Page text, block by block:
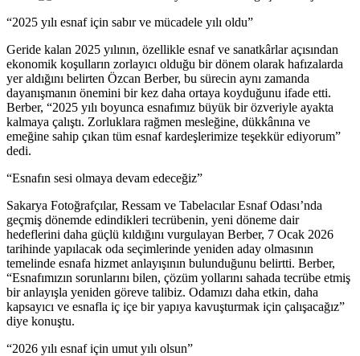
“2025 yılı esnaf için sabır ve mücadele yılı oldu”
Geride kalan 2025 yılının, özellikle esnaf ve sanatkârlar açısından
ekonomik koşulların zorlayıcı olduğu bir dönem olarak hafızalarda
yer aldığını belirten Özcan Berber, bu sürecin aynı zamanda
dayanışmanın önemini bir kez daha ortaya koyduğunu ifade etti.
Berber, “2025 yılı boyunca esnafımız büyük bir özveriyle ayakta
kalmaya çalıştı. Zorluklara rağmen mesleğine, dükkânına ve
emeğine sahip çıkan tüm esnaf kardeşlerimize teşekkür ediyorum”
dedi.
“Esnafın sesi olmaya devam edeceğiz”
Sakarya Fotoğrafçılar, Ressam ve Tabelacılar Esnaf Odası’nda
geçmiş dönemde edindikleri tecrübenin, yeni döneme dair
hedeflerini daha güçlü kıldığını vurgulayan Berber, 7 Ocak 2026
tarihinde yapılacak oda seçimlerinde yeniden aday olmasının
temelinde esnafa hizmet anlayışının bulunduğunu belirtti. Berber,
“Esnafımızın sorunlarını bilen, çözüm yollarını sahada tecrübe etmiş
bir anlayışla yeniden göreve talibiz. Odamızı daha etkin, daha
kapsayıcı ve esnafla iç içe bir yapıya kavuşturmak için çalışacağız”
diye konuştu.
“2026 yılı esnaf için umut yılı olsun”